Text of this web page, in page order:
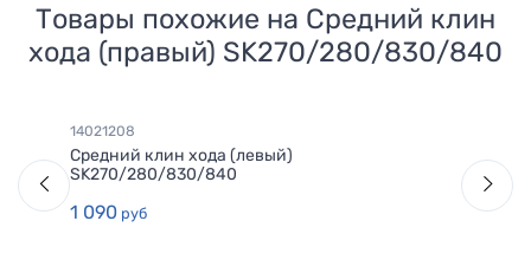
Товары похожие на Средний клин
хода (правый) SK270/280/830/840
14021208
Средний клин хода (левый)
SK270/280/830/840
1 090 руб